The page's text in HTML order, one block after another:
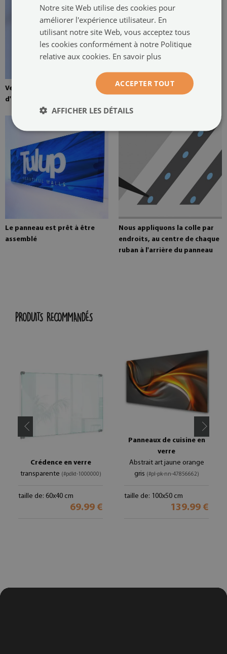
Verre trempé de 4 mm
d'épaisseur
Colle de montage pour miroirs
Le panneau est prêt à être
assemblé
Nous appliquons la colle par
endroits, au centre de chaque
ruban à l'arrière du panneau
PRODUITS RECOMMANDÉS
Crédence en verre
transparente (#pdkt-1000000)
taille de: 60x40 cm
69.99 €
Panneaux de cuisine en
verre
Abstrait art jaune orange
gris (#pl-pk-nn-47856662)
taille de: 100x50 cm
139.99 €
Notre site Web utilise des cookies pour
améliorer l'expérience utilisateur. En
utilisant notre site Web, vous acceptez tous
les cookies conformément à notre Politique
relative aux cookies. En savoir plus
ACCEPTER TOUT
AFFICHER LES DÉTAILS